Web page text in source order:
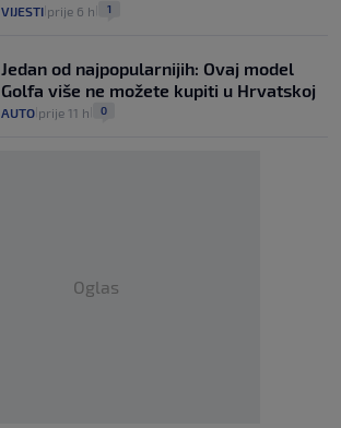
VIJESTI prije 6 h 1
Jedan od najpopularnijih: Ovaj model
Golfa više ne možete kupiti u Hrvatskoj
AUTO prije 11 h 0
Oglas